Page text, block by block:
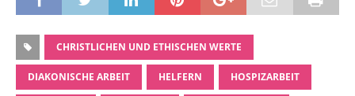
CHRISTLICHEN UND ETHISCHEN WERTE
DIAKONISCHE ARBEIT HELFERN HOSPIZARBEIT